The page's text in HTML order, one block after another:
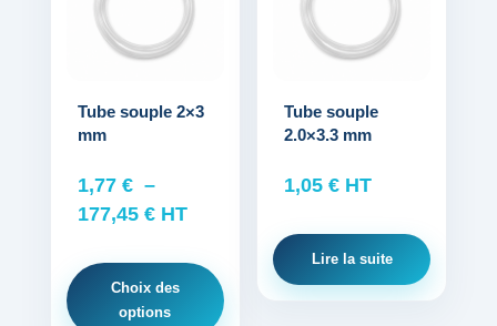
Tube souple 2×3
mm
1,77 € –
177,45 €Plage
prix :
1,77 €
HT
Choix des
options
plusieurs
variations.
options
peuvent
choisies
sur
page
du
Tube souple
2.0×3.3 mm
1,05€ HT
Lire la suite